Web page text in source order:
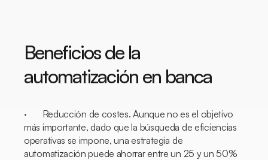
Beneficios de la
automatización en banca
· Reducción de costes. Aunque no es el objetivo
más importante, dado que la búsqueda de eficiencias
operativas se impone, una estrategia de
automatización puede ahorrar entre un 25 y un 50%